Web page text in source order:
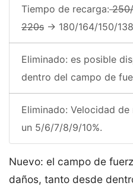
Tiempo de recarga:
220s -> 180/164/150/
Eliminado: es posible
dentro del campo de
Eliminado: Velocidad
un 5/6/7/8/9/10%.
Nuevo: el campo de
daños, tanto desde